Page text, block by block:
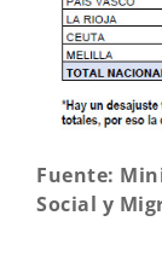
Fuente:
Social y